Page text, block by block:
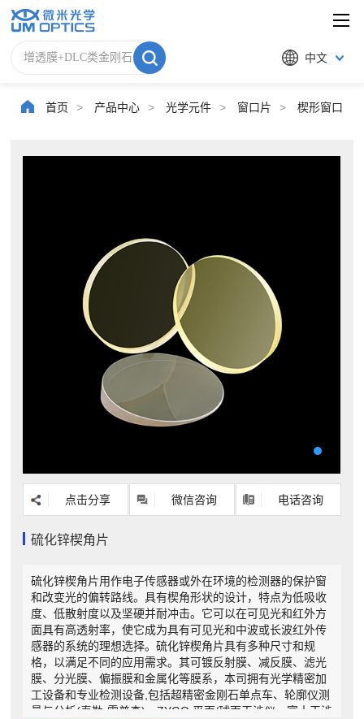
中文
首页 > 产品中心 > 光学元件 > 窗口片 > 楔形窗口片
点击分享 微信咨询 电话咨询
硫化锌楔角片
硫化锌楔角片用作电子传感器或外在环境的检测器的保护窗
和改变光的偏转路线。具有楔角形状的设计，特点为低吸收
度、低散射度以及坚硬并耐冲击。它可以在可见光和红外方
面具有高透射率，使它成为具有可见光和中波或长波红外传
感器的系统的理想选择。硫化锌楔角片具有多种尺寸和规
格，以满足不同的应用需求。其可镀反射膜、减反膜、滤光
膜、分光膜、偏振膜和金属化等膜系，本司拥有光学精密加
工设备和专业检测设备,包括超精密金刚石单点车、轮廓仪测
量与分析(泰勒·霍普森)、ZYGO 平面/球面干涉仪、富士干涉